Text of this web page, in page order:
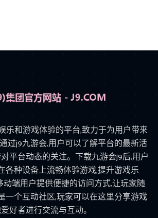
乐和游戏体验的平台,致力于为用户带来
过j9九游会,用户可以了解平台的最新活
平台动态的关注。下载九游会j9后,用户
各种设备上流畅体验游戏,提升游戏乐
动端用户提供便捷的访问方式,让玩家随
一个互动社区,玩家可以在这里分享游戏
好者进行交流与互动。